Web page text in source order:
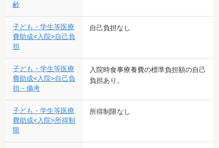
齢
子ども・学生等医療
費助成<入院>自己負
担
自己負担なし
子ども・学生等医療
費助成<入院>自己負
担－備考
入院時食事療養費の標準負担額の自己
負担あり。
子ども・学生等医療
費助成<入院>所得制
限
所得制限なし